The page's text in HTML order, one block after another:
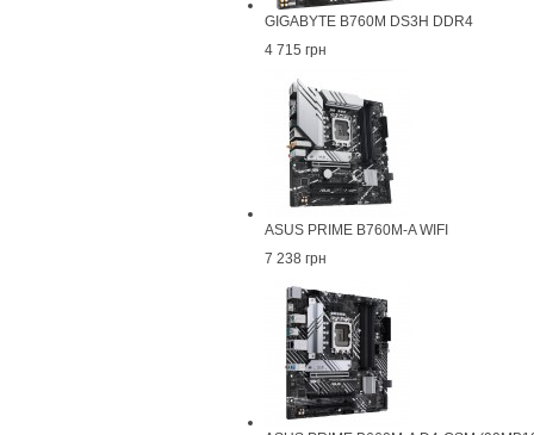
GIGABYTE B760M DS3H DDR4
4 715 грн
ASUS PRIME B760M-A WIFI
7 238 грн